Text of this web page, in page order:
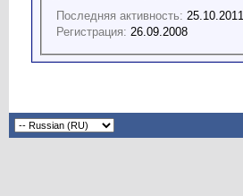
Последняя активность: 25.10.2011
Регистрация: 26.09.2008